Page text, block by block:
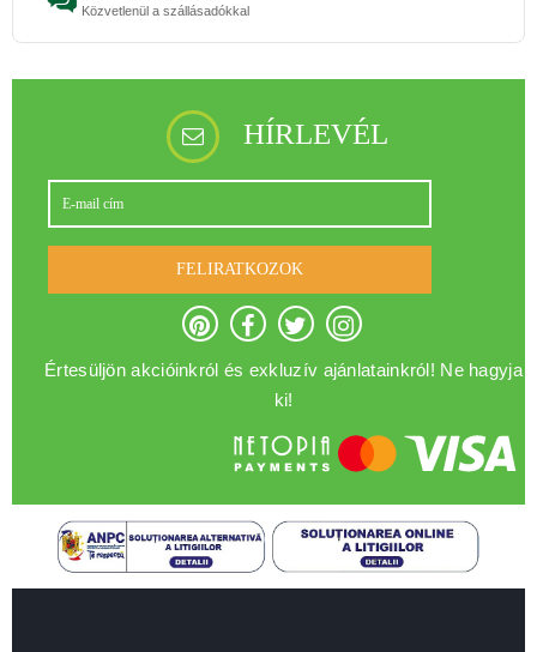
Közvetlenül a szállásadókkal
HÍRLEVÉL
FELIRATKOZOK
Értesüljön akcióinkról és exkluzív ajánlatainkról! Ne hagyja
ki!